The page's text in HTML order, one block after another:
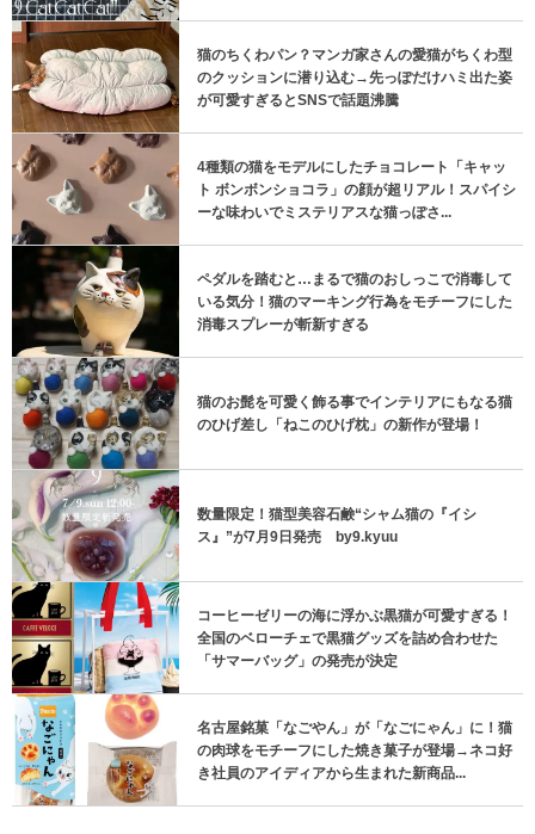
猫のちくわパン？マンガ家さんの愛猫がちくわ型
のクッションに潜り込む→先っぽだけハミ出た姿
が可愛すぎるとSNSで話題沸騰
4種類の猫をモデルにしたチョコレート「キャッ
ト ボンボンショコラ」の顔が超リアル！スパイシ
ーな味わいでミステリアスな猫っぽさ...
ペダルを踏むと…まるで猫のおしっこで消毒して
いる気分！猫のマーキング行為をモチーフにした
消毒スプレーが斬新すぎる
猫のお髭を可愛く飾る事でインテリアにもなる猫
のひげ差し「ねこのひげ枕」の新作が登場！
数量限定！猫型美容石鹸“シャム猫の『イシ
ス』”が7月9日発売 by9.kyuu
コーヒーゼリーの海に浮かぶ黒猫が可愛すぎる！
全国のベローチェで黒猫グッズを詰め合わせた
「サマーバッグ」の発売が決定
名古屋銘菓「なごやん」が「なごにゃん」に！猫
の肉球をモチーフにした焼き菓子が登場→ネコ好
き社員のアイディアから生まれた新商品...